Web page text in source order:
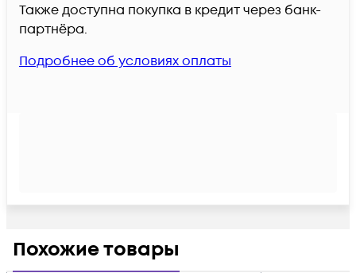
Также доступна покупка в кредит через банк-
партнёра.
Подробнее об условиях оплаты
Похожие товары